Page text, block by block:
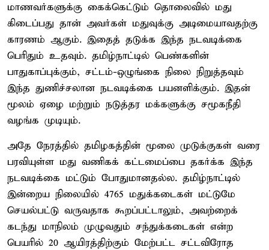
மாணவர்களுக்கு கைக்கெட்டும் தொலைவில் மது
கிடைப்பது தான் அவர்கள் மதுவுக்கு அடிமையாவதற்கு
காரணம் ஆகும். இதைத் தடுக்க இந்த நடவடிக்கை
பெரிதும் உதவும். தமிழ்நாட்டில் பெண்களின்
பாதுகாப்புக்கும், சட்டம்-ஒழுங்கை நிலை நிறுத்தவும்
இந்த துணிச்சலான நடவடிக்கை பயனளிக்கும். இதன்
மூலம் ஏழை மற்றும் நடுத்தர மக்களுக்கு சமூகநீதி
வழங்க முடியும்.
அதே நேரத்தில் தமிழகத்தின் மூலை முடுக்குகள் வரை
பரவியுள்ள மது வணிகக் கட்டமைப்பை தகர்க்க இந்த
நடவடிக்கை மட்டும் போதுமானதல்ல. தமிழ்நாட்டில்
இன்றைய நிலையில் 4765 மதுக்கடைகள் மட்டுமே
செயல்பட்டு வருவதாக கூறப்பட்டாலும், அவற்றைக்
கடந்து மாநிலம் முழுவதும் சந்துக்கடைகள் என்ற
பெயரில் 20 ஆயிரத்திற்கும் மேற்பட்ட சட்டவிரோத